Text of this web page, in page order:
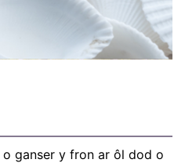
ganser y fron ar ôl dod o